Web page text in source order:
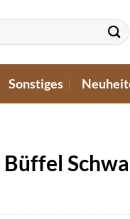
Sonstiges